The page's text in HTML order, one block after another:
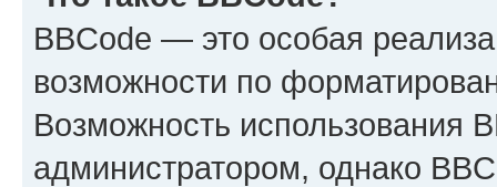
BBCode — это особая
возможности по
Возможность использования
администратором, однако